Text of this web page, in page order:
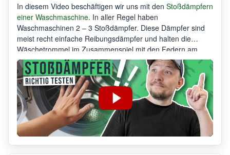
In diesem Video beschäftigen wir uns mit den Stoßdämpfern
einer Waschmaschine. In aller Regel haben
Waschmaschinen 2 – 3 Stoßdämpfer. Diese Dämpfer sind
meist recht einfache Reibungsdämpfer und halten die
Wäschetrommel im Zusammenspiel mit den Federn am
Bottich in der richtigen Position. Natürlich verschleißen diese
Reibungsdämpfer im Laufe der Zeit. Wenn die
Waschmaschine anfängt unrund zu laufen oder gar die
Trommel am Gehäuse oder auch dem Bullauge anschlägt,
dann ist dies ein klares Zeichen die Stoßdämpfer zu
tauschen.